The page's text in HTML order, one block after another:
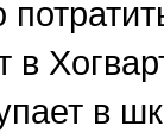
в
в